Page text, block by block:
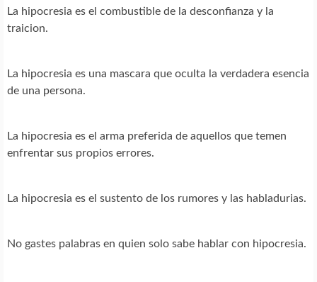
La hipocresia es el combustible de la desconfianza y la
traicion.
La hipocresia es una mascara que oculta la verdadera esencia
de una persona.
La hipocresia es el arma preferida de aquellos que temen
enfrentar sus propios errores.
La hipocresia es el sustento de los rumores y las habladurias.
No gastes palabras en quien solo sabe hablar con hipocresia.